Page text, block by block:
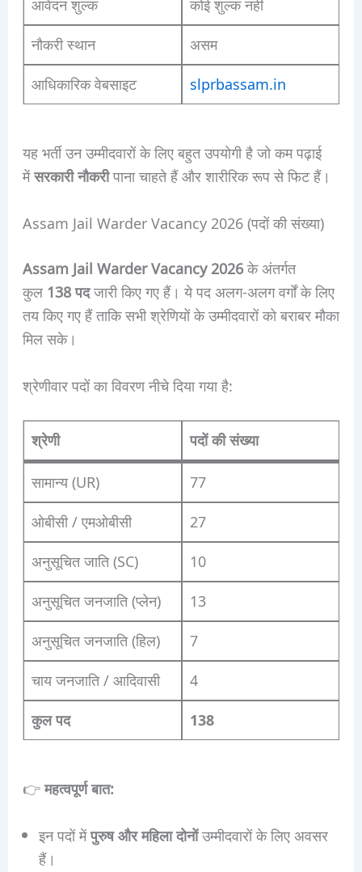
आवेदन शुल्क कोई शुल्क नहीं
नौकरी स्थान असम
आधिकारिक वेबसाइट slprbassam.in
यह भर्ती उन उम्मीदवारों के लिए बहुत उपयोगी है जो कम पढ़ाई
मेंसरकारी नौकरीपाना चाहते हैं और शारीरिक रूप से फिट हैं।
Assam Jail Warder Vacancy 2026 (पदों की संख्या)
Assam Jail Warder Vacancy 2026के अंतर्गत
कुल 138 पदजारी किए गए हैं। ये पद अलग-अलग वर्गों के लिए
तय किए गए हैं ताकि सभी श्रेणियों के उम्मीदवारों को बराबर मौका
मिल सके।
श्रेणीवार पदों का विवरण नीचे दिया गया है:
श्रेणी पदों की संख्या
सामान्य (UR) 77
ओबीसी / एमओबीसी 27
अनुसूचित जाति (SC) 10
अनुसूचित जनजाति (प्लेन) 13
अनुसूचित जनजाति (हिल) 7
चाय जनजाति / आदिवासी 4
कुल पद 138
👉महत्वपूर्ण बात:
इन पदों मेंपुरुष और महिला दोनोंउम्मीदवारों के लिए अवसर
हैं।